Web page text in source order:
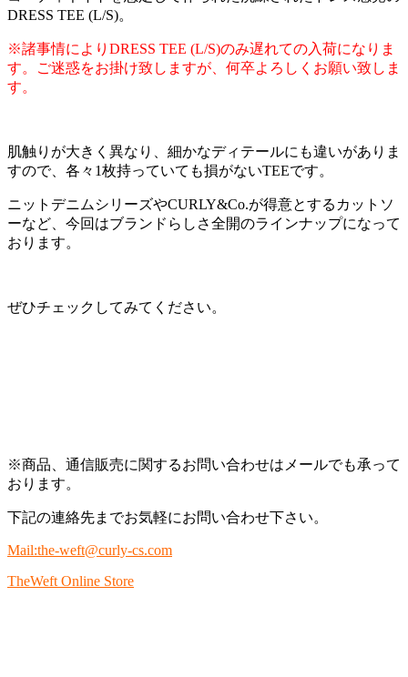
DRESS TEE (L/S)。
※諸事情によりDRESS TEE (L/S)のみ遅れての入荷になりま
す。ご迷惑をお掛け致しますが、何卒よろしくお願い致しま
す。
肌触りが大きく異なり、細かなディテールにも違いがありま
すので、各々1枚持っていても損がないTEEです。
ニットデニムシリーズやCURLY&Co.が得意とするカットソ
ーなど、今回はブランドらしさ全開のラインナップになって
おります。
ぜひチェックしてみてください。
※商品、通信販売に関するお問い合わせはメールでも承って
おります。
下記の連絡先までお気軽にお問い合わせ下さい。
Mail:the-weft@curly-cs.com
TheWeft Online Store